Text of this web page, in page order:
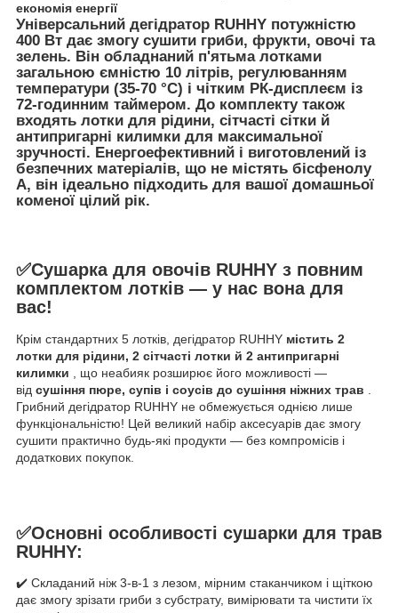
економія енергії
Універсальний дегідратор RUHHY потужністю
400 Вт дає змогу сушити гриби, фрукти, овочі та
зелень. Він обладнаний п'ятьма лотками
загальною ємністю 10 літрів, регулюванням
температури (35-70 °C) і чітким РК-дисплеєм із
72-годинним таймером. До комплекту також
входять лотки для рідини, сітчасті сітки й
антипригарні килимки для максимальної
зручності. Енергоефективний і виготовлений із
безпечних матеріалів, що не містять бісфенолу
А, він ідеально підходить для вашої домашньої
коменої цілий рік.
✅Сушарка для овочів RUHHY з повним
комплектом лотків — у нас вона для
вас!
Крім стандартних 5 лотків, дегідратор RUHHY містить 2
лотки для рідини, 2 сітчасті лотки й 2 антипригарні
килимки , що неабияк розширює його можливості —
від сушіння пюре, супів і соусів до сушіння ніжних трав
Грибний дегідратор RUHHY не обмежується однією лише
функціональністю! Цей великий набір аксесуарів дає змогу
сушити практично будь-які продукти — без компромісів і
додаткових покупок.
✅Основні особливості сушарки для трав
RUHHY:
✔️ Складаний ніж 3-в-1 з лезом, мірним стаканчиком і щіткою
дає змогу зрізати гриби з субстрату, вимірювати та чистити їх